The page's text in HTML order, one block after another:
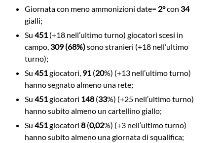
Giornata con meno ammonizioni date= 2°con 34
gialli;
Su 451 (+18 nell’ultimo turno) giocatori scesi in
campo, 309 (68%)sono stranieri (+18 nell’ultimo
turno);
Su 451giocatori, 91 (20%) (+13 nell’ultimo turno)
hanno segnato almeno una rete;
Su 451giocatori 148(33%) (+25 nell’ultimo turno)
hanno subito almeno un cartellino giallo;
Su 451giocatori 8(0,02%) (+3 nell’ultimo turno)
hanno subito almeno una giornata di squalifica;